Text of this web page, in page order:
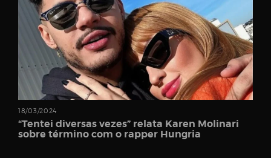
Password
Remember
18/03/2024
“Tentei diversas vezes” relata Karen Molinari
sobre término com o rapper Hungria